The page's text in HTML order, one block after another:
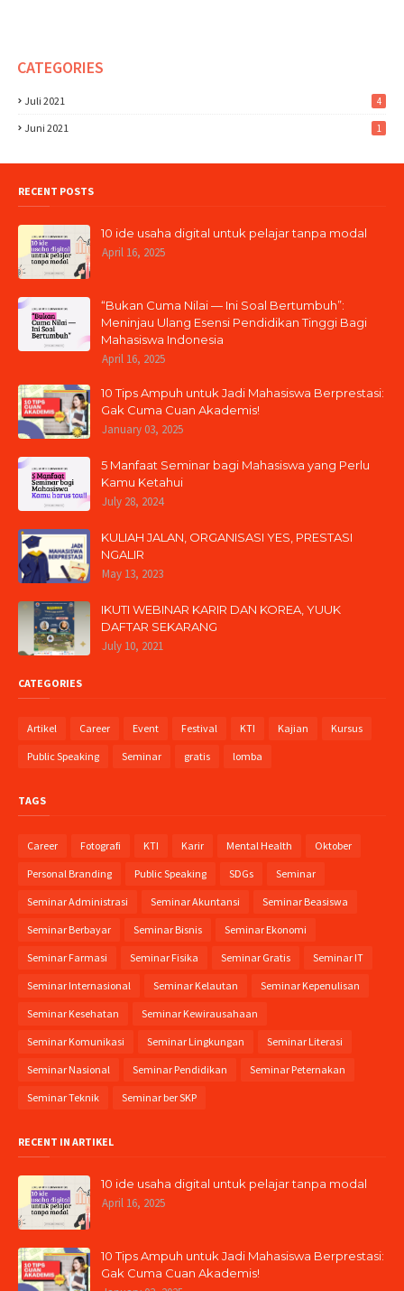
CATEGORIES
Juli 2021 4
Juni 2021 1
RECENT POSTS
10 ide usaha digital untuk pelajar tanpa modal
April 16, 2025
“Bukan Cuma Nilai — Ini Soal Bertumbuh”:
Meninjau Ulang Esensi Pendidikan Tinggi Bagi
Mahasiswa Indonesia
April 16, 2025
10 Tips Ampuh untuk Jadi Mahasiswa Berprestasi:
Gak Cuma Cuan Akademis!
January 03, 2025
5 Manfaat Seminar bagi Mahasiswa yang Perlu
Kamu Ketahui
July 28, 2024
KULIAH JALAN, ORGANISASI YES, PRESTASI
NGALIR
May 13, 2023
IKUTI WEBINAR KARIR DAN KOREA, YUUK
DAFTAR SEKARANG
July 10, 2021
CATEGORIES
Artikel Career Event Festival KTI Kajian Kursus
Public Speaking Seminar gratis lomba
TAGS
Career Fotografi KTI Karir Mental Health Oktober
Personal Branding Public Speaking SDGs Seminar
Seminar Administrasi Seminar Akuntansi Seminar Beasiswa
Seminar Berbayar Seminar Bisnis Seminar Ekonomi
Seminar Farmasi Seminar Fisika Seminar Gratis Seminar IT
Seminar Internasional Seminar Kelautan Seminar Kepenulisan
Seminar Kesehatan Seminar Kewirausahaan
Seminar Komunikasi Seminar Lingkungan Seminar Literasi
Seminar Nasional Seminar Pendidikan Seminar Peternakan
Seminar Teknik Seminar ber SKP
RECENT IN ARTIKEL
10 ide usaha digital untuk pelajar tanpa modal
April 16, 2025
10 Tips Ampuh untuk Jadi Mahasiswa Berprestasi:
Gak Cuma Cuan Akademis!